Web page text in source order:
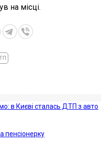
на місці.
в Києві сталась ДТП з авто
пенсіонерку